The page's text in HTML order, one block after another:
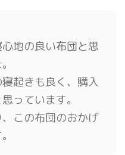
地の良い布団と思
起きも良く、購入
っています。
この布団のおかげ